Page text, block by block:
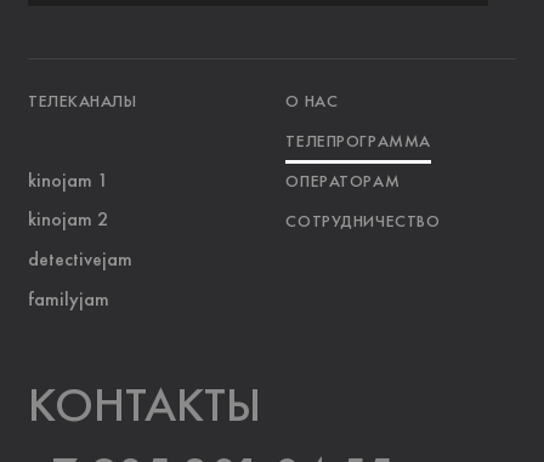
ТЕЛЕКАНАЛЫ О НАС
ТЕЛЕПРОГРАММА
ОПЕРАТОРАМ
СОТРУДНИЧЕСТВО
kinojam 1
kinojam 2
detectivejam
familyjam
KOНТАКТЫ